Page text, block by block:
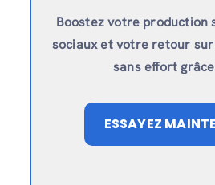
Boostez votre production
sociaux et votre retour
sans effort
ESSAYEZ